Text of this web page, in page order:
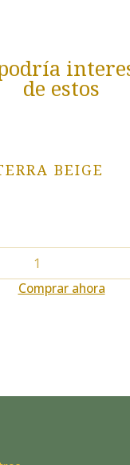
de estos
BEIGE
Comprar ahora